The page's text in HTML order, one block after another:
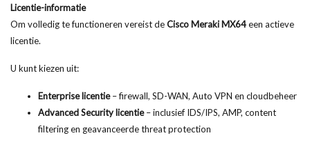
Licentie-informatie
Om volledig te functioneren vereist deCisco Meraki MX64een actieve
licentie.
U kunt kiezen uit:
Enterprise licentie– firewall, SD-WAN, Auto VPN en cloudbeheer
Advanced Security licentie– inclusief IDS/IPS, AMP, content
filtering en geavanceerde threat protection